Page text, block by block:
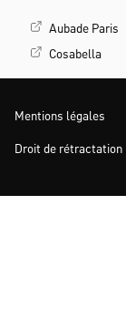
Aubade Paris
Cosabella
Mentions légales
Droit de rétractation